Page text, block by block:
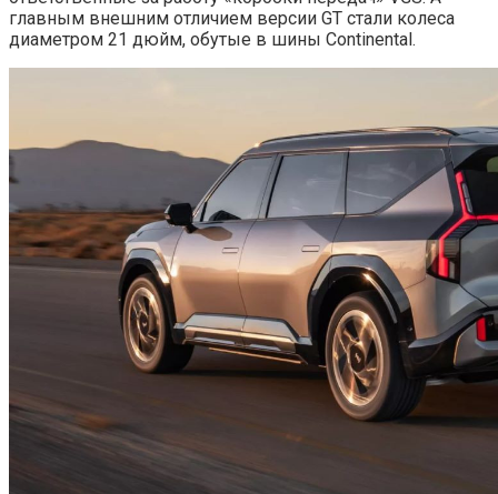
главным внешним отличием версии GT стали колеса
диаметром 21 дюйм, обутые в шины Continental.